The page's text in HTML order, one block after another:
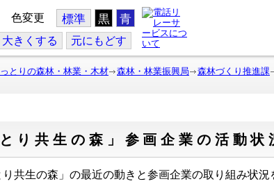
色変更 標準 黒 青
大きくする 元にもどす
とりの森林・林業・木材 森林・林業振興局 森林づくり推進課
とり共生の森」参画企業の活動状
共生の森」の最近の動きと参画企業の取り組み状況